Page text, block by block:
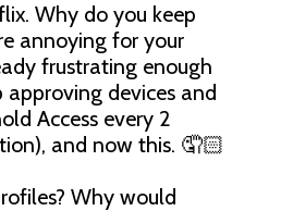
. Why do you keep
annoying for your
frustrating enough
devices and
Access every 2
and now this. 🤦🏻
Why would